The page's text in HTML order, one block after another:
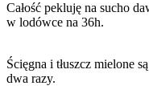
Całość pekluję na sucho
w lodówce na 36h.
Ścięgna i tłuszcz mielone
dwa razy.